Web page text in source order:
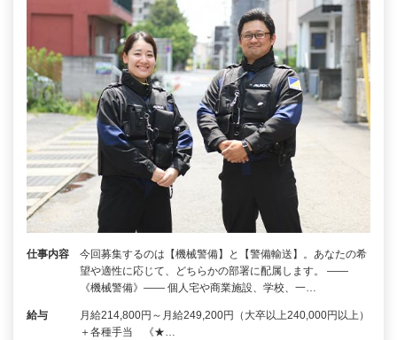
仕事内容
今回募集するのは【機械警備】と【警備輸送】。あなたの希
望や適性に応じて、どちらかの部署に配属します。 ――
《機械警備》―― 個人宅や商業施設、学校、一…
給与
月給214,800円～月給249,200円（大卒以上240,000円以上）
＋各種手当 《★…